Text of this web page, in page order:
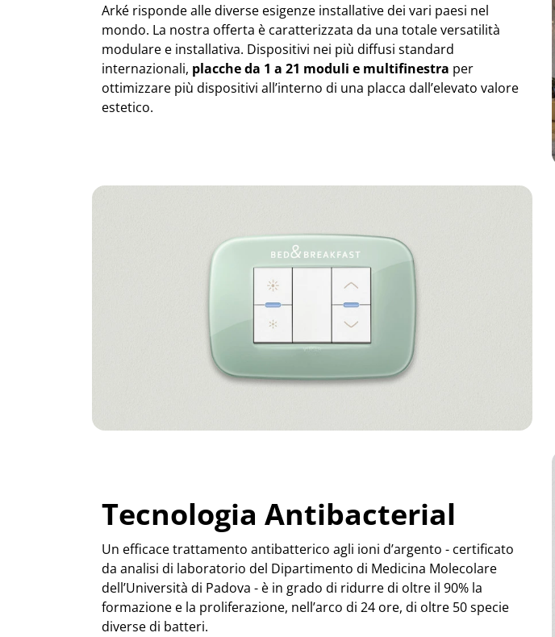
Arké risponde alle diverse esigenze installative dei vari paesi nel
mondo. La nostra offerta è caratterizzata da una totale versatilità
modulare e installativa. Dispositivi nei più diffusi standard
internazionali, placche da 1 a 21 moduli e multifinestra per
ottimizzare più dispositivi all’interno di una placca dall’elevato valore
estetico.
Tecnologia Antibacterial
Un efficace trattamento antibatterico agli ioni d’argento - certificato
da analisi di laboratorio del Dipartimento di Medicina Molecolare
dell’Università di Padova - è in grado di ridurre di oltre il 90% la
formazione e la proliferazione, nell’arco di 24 ore, di oltre 50 specie
diverse di batteri.